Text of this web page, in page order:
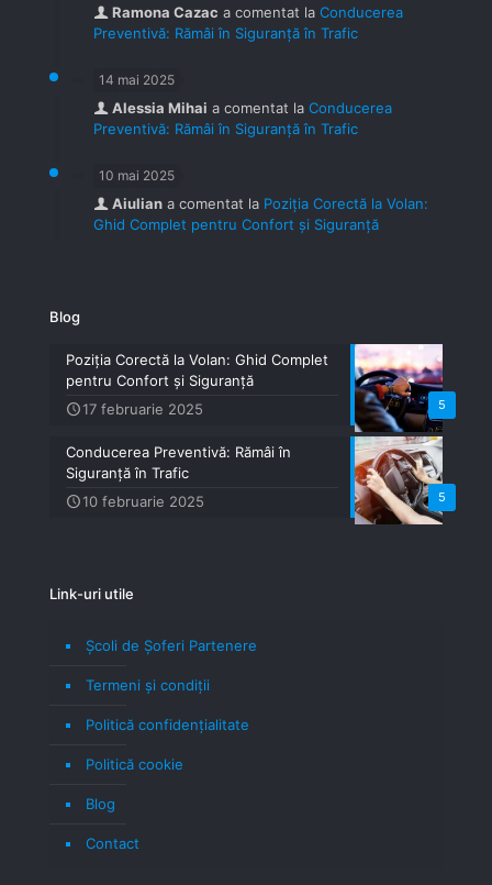
Ramona Cazac a comentat la Conducerea
Preventivă: Rămâi în Siguranță în Trafic
14 mai 2025
Alessia Mihai a comentat la Conducerea
Preventivă: Rămâi în Siguranță în Trafic
10 mai 2025
Aiulian a comentat la Poziția Corectă la Volan:
Ghid Complet pentru Confort și Siguranță
Blog
5
Poziția Corectă la Volan: Ghid Complet
pentru Confort și Siguranță
17 februarie 2025
5
Conducerea Preventivă: Rămâi în
Siguranță în Trafic
10 februarie 2025
Link-uri utile
Școli de Șoferi Partenere
Termeni şi condiţii
Politică confidenţialitate
Politică cookie
Blog
Contact